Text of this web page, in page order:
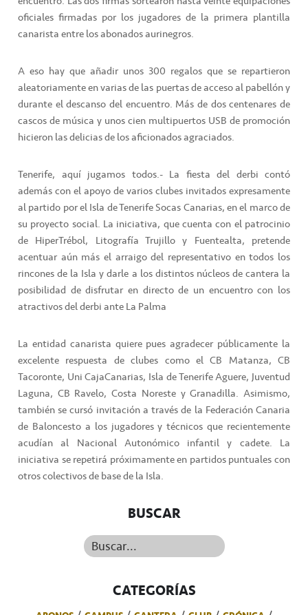
oficiales firmadas por los jugadores de la primera plantilla
canarista entre los abonados aurinegros.
A eso hay que añadir unos 300 regalos que se repartieron
aleatoriamente en varias de las puertas de acceso al pabellón y
durante el descanso del encuentro. Más de dos centenares de
cascos de música y unos cien multipuertos USB de promoción
hicieron las delicias de los aficionados agraciados.
Tenerife, aquí jugamos todos.- La fiesta del derbi contó
además con el apoyo de varios clubes invitados expresamente
al partido por el Isla de Tenerife Socas Canarias, en el marco de
su proyecto social. La iniciativa, que cuenta con el patrocinio
de HiperTrébol, Litografía Trujillo y Fuentealta, pretende
acentuar aún más el arraigo del representativo en todos los
rincones de la Isla y darle a los distintos núcleos de cantera la
posibilidad de disfrutar en directo de un encuentro con los
atractivos del derbi ante La Palma
La entidad canarista quiere pues agradecer públicamente la
excelente respuesta de clubes como el CB Matanza, CB
Tacoronte, Uni CajaCanarias, Isla de Tenerife Aguere, Juventud
Laguna, CB Ravelo, Costa Noreste y Granadilla. Asimismo,
también se cursó invitación a través de la Federación Canaria
de Baloncesto a los jugadores y técnicos que recientemente
acudían al Nacional Autonómico infantil y cadete. La
iniciativa se repetirá próximamente en partidos puntuales con
otros colectivos de base de la Isla.
BUSCAR
Buscar...
CATEGORÍAS